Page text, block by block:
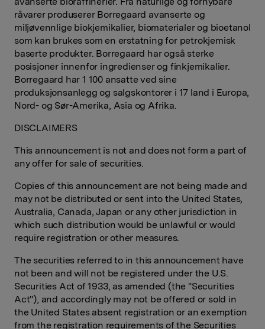
råvarer produserer Borregaard avanserte og
miljøvennlige biokjemikalier, biomaterialer og bioetanol
som kan brukes som en erstatning for petrokjemisk
baserte produkter. Borregaard har også sterke
posisjoner innenfor ingredienser og finkjemikalier.
Borregaard har 1 100 ansatte ved sine
produksjonsanlegg og salgskontorer i 17 land i Europa,
Nord- og Sør-Amerika, Asia og Afrika.
DISCLAIMERS
This announcement is not and does not form a part of
any offer for sale of securities.
Copies of this announcement are not being made and
may not be distributed or sent into the United States,
Australia, Canada, Japan or any other jurisdiction in
which such distribution would be unlawful or would
require registration or other measures.
The securities referred to in this announcement have
not been and will not be registered under the U.S.
Securities Act of 1933, as amended (the "Securities
Act"), and accordingly may not be offered or sold in
the United States absent registration or an exemption
from the registration requirements of the Securities